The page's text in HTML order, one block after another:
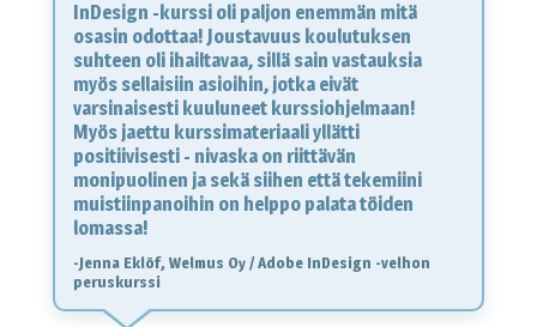
InDesign -kurssi oli paljon enemmän mitä
osasin odottaa! Joustavuus koulutuksen
suhteen oli ihailtavaa, sillä sain vastauksia
myös sellaisiin asioihin, jotka eivät
varsinaisesti kuuluneet kurssiohjelmaan!
Myös jaettu kurssimateriaali yllätti
positiivisesti - nivaska on riittävän
monipuolinen ja sekä siihen että tekemiini
muistiinpanoihin on helppo palata töiden
lomassa!
-Jenna Eklöf, Welmus Oy / Adobe InDesign -velhon
peruskurssi